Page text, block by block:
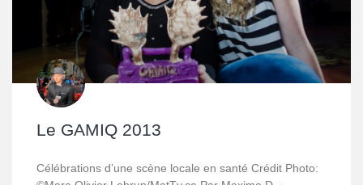
Le GAMIQ 2013
Célébrations d’une scène locale en santé Crédit Photo: